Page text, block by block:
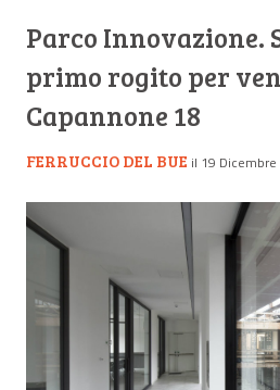
Parco Innovazione.
primo rogito per
Capannone 18
FERRUCCIO DEL BUE il 19